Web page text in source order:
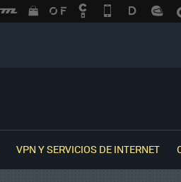
VPN Y SERVICIOS DE INTERNET